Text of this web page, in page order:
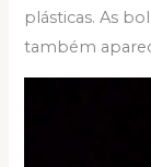
plásticas. As
também